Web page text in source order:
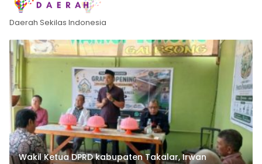
Daerah Sekilas Indonesia
Wakil Ketua DPRD kabupaten Takalar, Irwan